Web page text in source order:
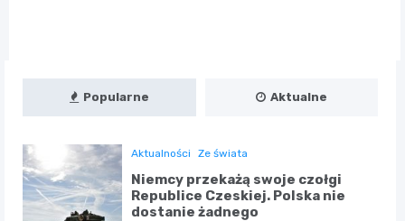
Popularne Aktualne
Aktualności Ze świata
Niemcy przekażą swoje czołgi
Republice Czeskiej. Polska nie
dostanie żadnego